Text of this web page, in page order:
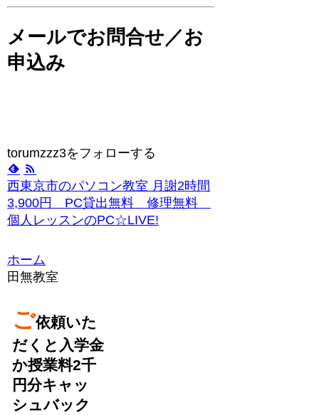
メールでお問合せ／お
申込み
torumzzz3をフォローする
西東京市のパソコン教室 月謝2時間
3,900円 PC貸出無料 修理無料
個人レッスンのPC☆LIVE!
ホーム
田無教室
ご依頼いた
だくと入学金
か授業料2千
円分キャッ
シュバック